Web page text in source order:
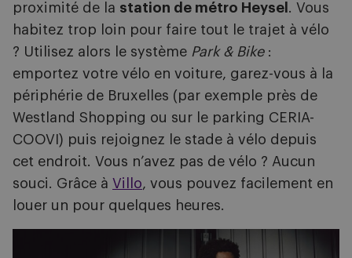
proximité de la station de métro Heysel . Vous
habitez trop loin pour faire tout le trajet à vélo
? Utilisez alors le système Park & Bike:
emportez votre vélo en voiture, garez-vous à la
périphérie de Bruxelles (par exemple près de
Westland Shopping ou sur le parking CERIA-
COOVI) puis rejoignez le stade à vélo depuis
cet endroit. Vous n’avez pas de vélo ? Aucun
souci. Grâce à Villo, vous pouvez facilement en
louer un pour quelques heures.